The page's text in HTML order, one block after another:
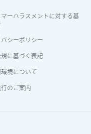
ーハラスメントに対する基
シーポリシー
に基づく表記
境について
のご案内